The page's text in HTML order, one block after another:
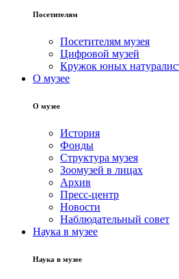
Посетителям
Посетителям музея
Цифровой музей
Кружок юных
О музее
О музее
История
Фонды
Структура музея
Зоомузей в лицах
Архив
Пресс-центр
Новости
Наблюдательный совет
Наука в музее
Наука в музее